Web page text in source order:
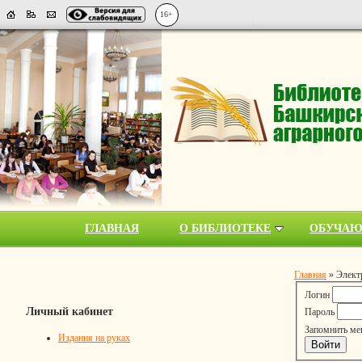
16+
ГЛАВНАЯ О БИБЛИОТЕКЕ
Личный кабинет
Издания на руках
Главная »
Логин
Пароль
Запомнить
Войти